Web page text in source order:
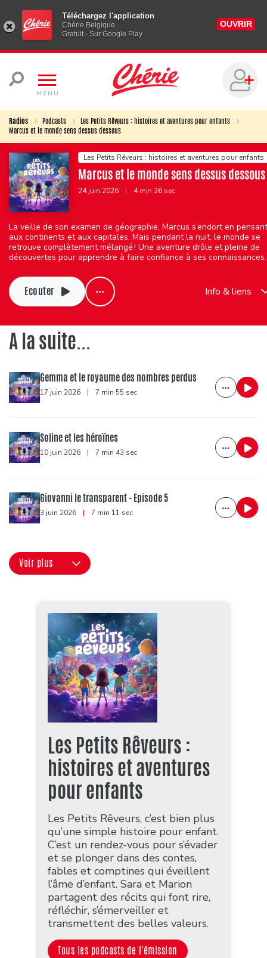
Téléchargez l'application
Chérie Belgique
Gratuit - Sur Google Play
OUVRIR
MENU
Radios Podcasts
Les Petits Rêveurs : histoires et aventures pour enfants
Marcus et le monde sens dessus dessous
Les Petits Rêveurs : histoires et aventures pour enfants
Marcus et le monde sens dessus dessous
24 juin 2026 | 4 min 26 sec
La veille de son examen de géographie, Marcus s’endort en pensant
aux continents et aux capitales. Mais pendant la nuit, le monde se
retrouve complètement mélangé ! Une aventure drôle et pleine de
découvertes pour apprendre à faire confiance à ses connaissances.
Ecouter Info & liens
A la suite...
Gemma et le royaume des nombres perdus
17 juin 2026 | 7 min 55 sec
Soline et les héroïnes
10 juin 2026 | 7 min 43 sec
Giovanni le transparent - Episode 5
3 juin 2026 | 7 min 11 sec
Voir plus
Les Petits Rêveurs :
histoires et aventures
pour enfants
Les Petits Rêveurs, c’est bien plus
qu’une simple histoire pour enfant.
C’est un rendez-vous pour s’évader
et se plonger dans des contes,
fables et comptines qui éveillent
l’âme d’enfant. Sara et Marion
partagent des récits qui font rire,
réfléchir, s’émerveiller et
transmettent des belles valeurs.
Tous les podcasts de l'émission